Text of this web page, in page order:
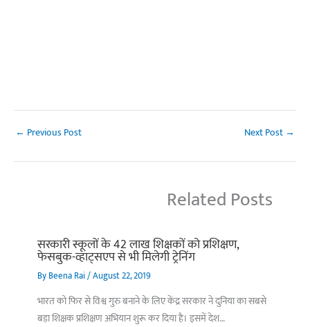
← Previous Post Next Post →
Related Posts
सरकारी स्कूलों के 42 लाख शिक्षकों को प्रशिक्षण,
फेसबुक-व्हाट्सएप से भी मिलेगी ट्रेनिंग
ByBeena Rai/August 22, 2019
भारत को फिर से विश्व गुरु बनाने के लिए केंद्र सरकार ने दुनिया का सबसे
बड़ा शिक्षक प्रशिक्षण अभियान शुरू कर दिया है। इसमें देश…